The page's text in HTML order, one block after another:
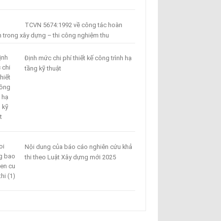
TCVN 5674:1992 về công tác hoàn
trong xây dựng – thi công nghiệm thu
Định mức chi phí thiết kế công trình hạ
tầng kỹ thuật
Nội dung của báo cáo nghiên cứu khả
thi theo Luật Xây dựng mới 2025